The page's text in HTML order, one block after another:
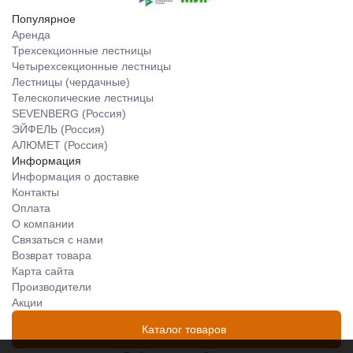
Популярное
Аренда
Трехсекционные лестницы
Четырехсекционные лестницы
Лестницы (чердачные)
Телескопические лестницы
SEVENBERG (Россия)
ЭЙФЕЛЬ (Россия)
АЛЮМЕТ (Россия)
Информация
Информация о доставке
Контакты
Оплата
О компании
Связаться с нами
Возврат товара
Карта сайта
Производители
Акции
Каталог товаров